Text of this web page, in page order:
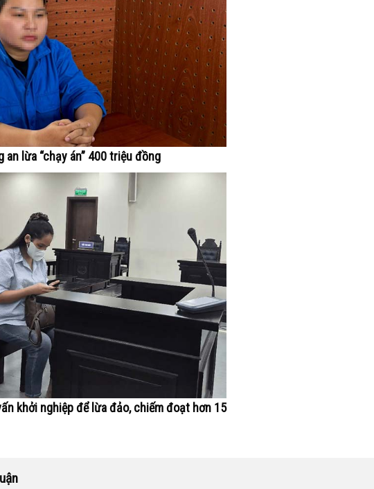
an lừa “chạy án” 400 triệu đồng
khởi nghiệp để lừa đảo, chiếm đoạt hơn 15